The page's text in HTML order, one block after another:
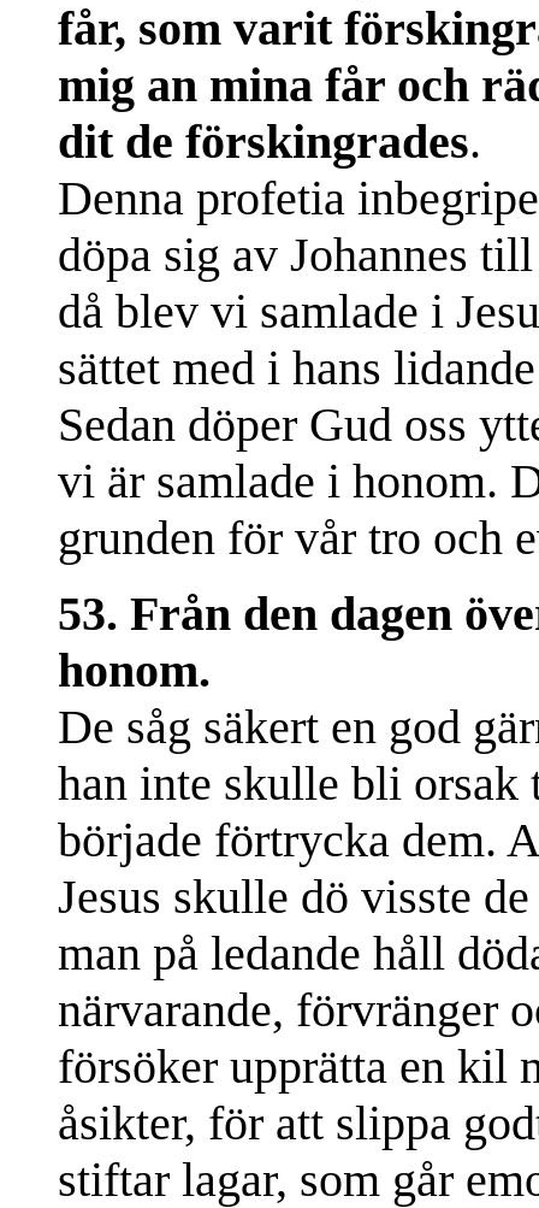
får, som varit
mig an mina får och
dit de förskingrades.
Denna profetia
döpa sig av Johannes
då blev vi samlade i
sättet med i hans
Sedan döper Gud oss
vi är samlade i honom.
grunden för vår tro och
53. Från den dagen
honom.
De såg säkert en god
han inte skulle bli
började förtrycka dem.
Jesus skulle dö visste
man på ledande håll
närvarande, förvränger
försöker upprätta en kil
åsikter, för att slippa
stiftar lagar, som går